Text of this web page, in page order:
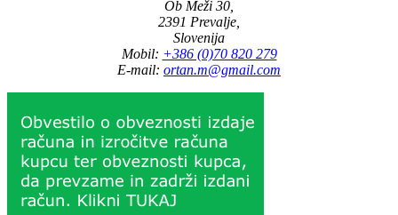
Ob Meži 30,
2391 Prevalje,
Slovenija
Mobil: +386 (0)70 820 279
E-mail: ortan.m@gmail.com